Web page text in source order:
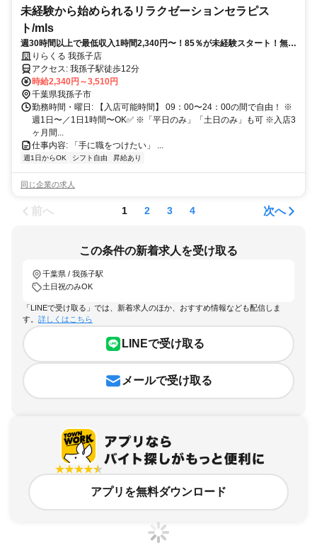
未経験から始められるリラクゼーションセラピス
ト/mls
週30時間以上で最低収入1時間2,340円〜！85％が未経験スタート！無料
トレで一生モノの技術を習得✅好きな時間に収入を得られます⏰【千葉
県我孫子市並木】
りらくる 我孫子店
アクセス: 我孫子駅徒歩12分
時給2,340円～3,510円
千葉県我孫子市
勤務時間・曜日: 【入店可能時間】 09：00〜24：00の間で自由！ ※
週1日〜／1日1時間〜OK✅ ※「平日のみ」「土日のみ」も可 ※入店3
ヶ月間...
仕事内容: 「手に職をつけたい」 ...
週1日からOK シフト自由 昇給あり
同じ企業の求人
前へ 1 2 3 4 次へ
この条件の新着求人を受け取る
千葉県 / 我孫子駅
土日祝のみOK
「LINEで受け取る」では、新着求人のほか、おすすめ情報なども配信しま
す。 詳しくはこちら
LINEで受け取る
メールで受け取る
アプリを無料ダウンロード